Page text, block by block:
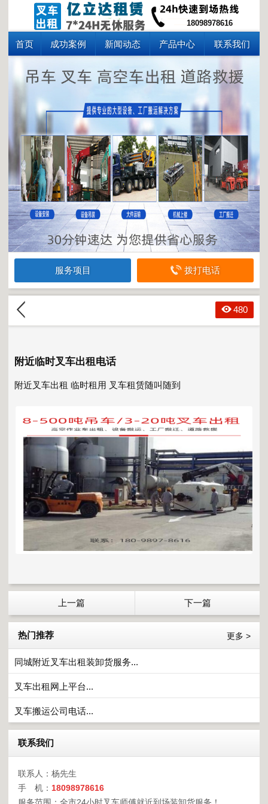
18098978616
首页 成功案例 新闻动态 产品中心 联系我们
服务项目 拨打电话
480
附近临时叉车出租电话
附近叉车出租 临时租用 叉车租赁随叫随到
上一篇 下一篇
热门推荐 更多 >
同城附近叉车出租装卸货服务...
叉车出租网上平台...
叉车搬运公司电话...
联系我们
联系人：杨先生
手 机： 18098978616